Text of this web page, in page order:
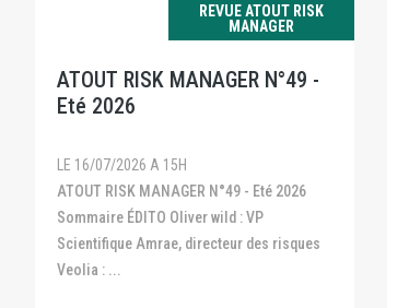
REVUE ATOUT RISK
MANAGER
ATOUT RISK MANAGER N°49 -
Eté 2026
LE 16/07/2026 A 15H
ATOUT RISK MANAGER N°49 - Eté 2026
Sommaire ÉDITO Oliver wild : VP
Scientifique Amrae, directeur des risques
Veolia : ...